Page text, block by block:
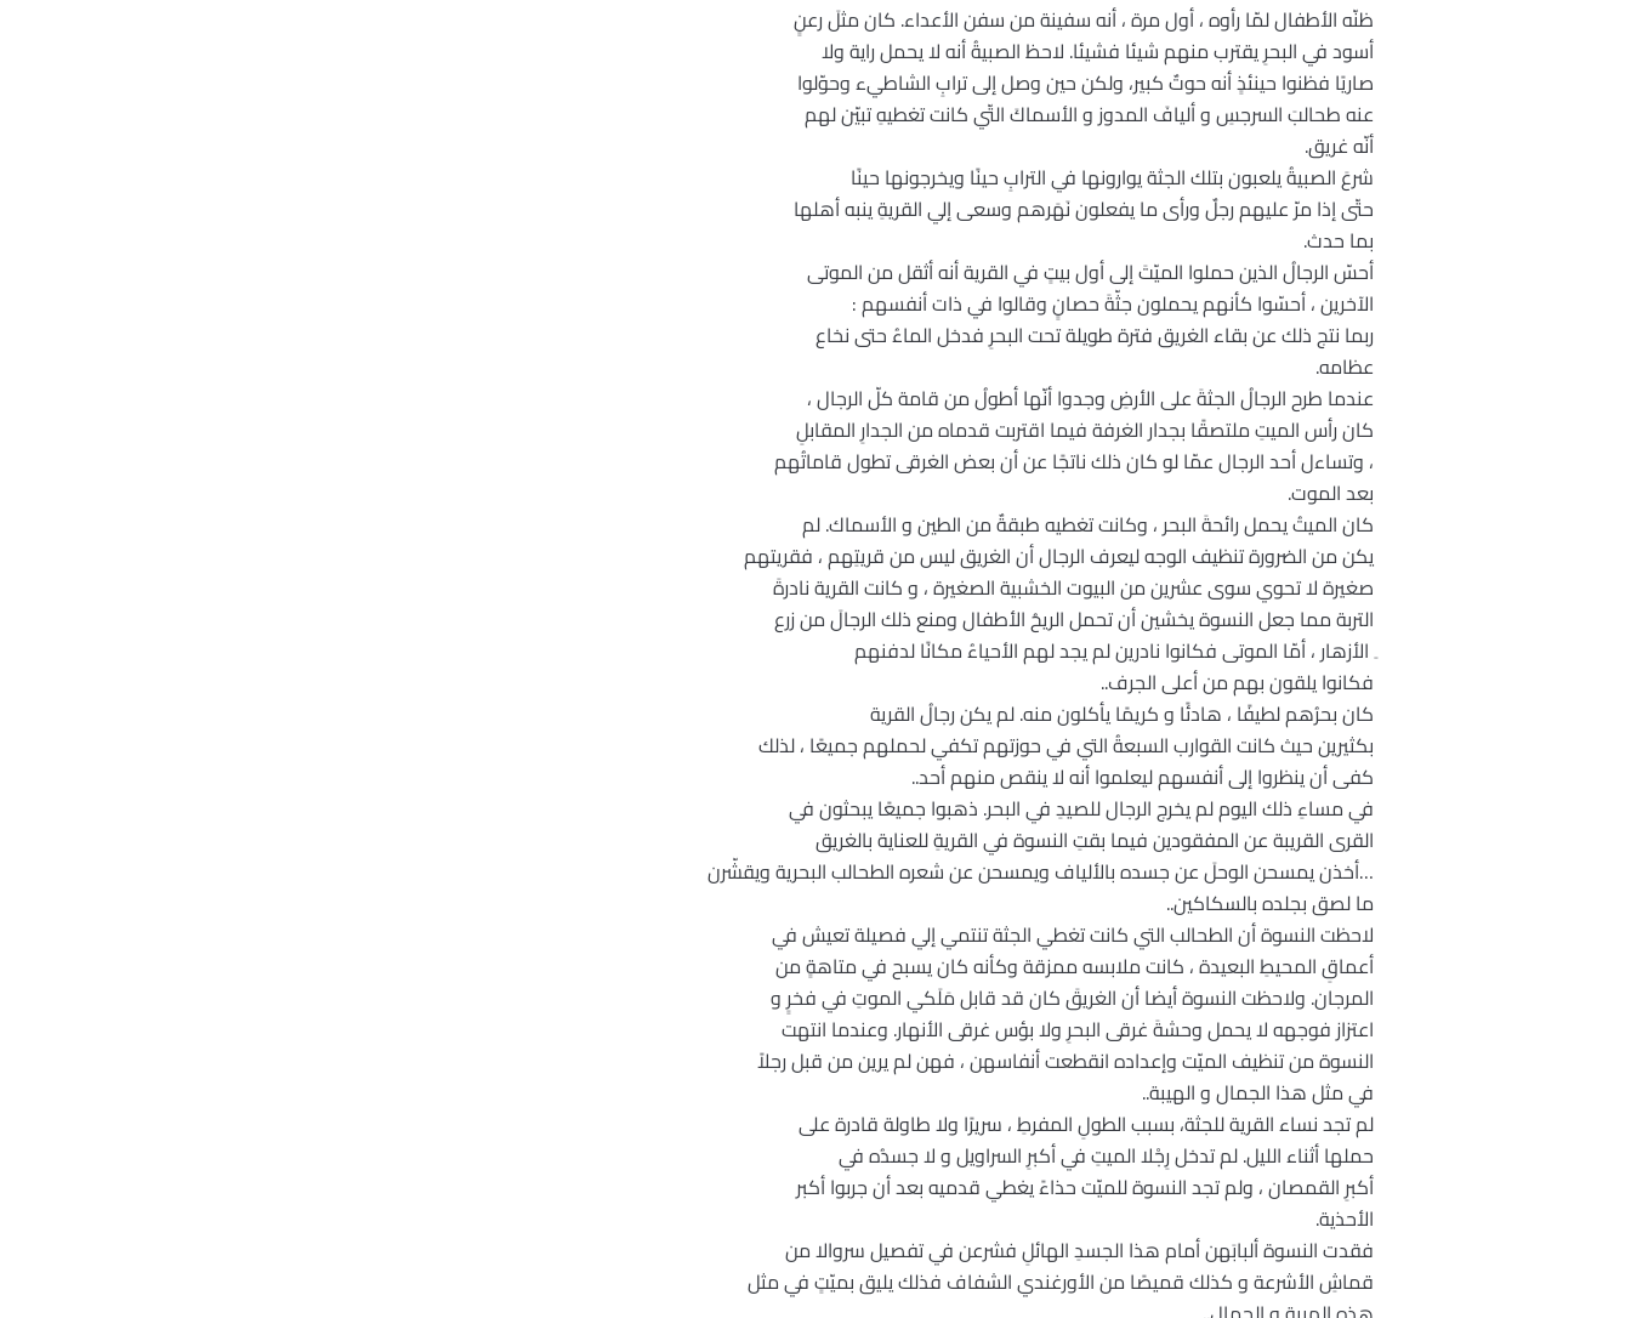
ظنّه الأطفال لمّا رأوه ، أول مرة ، أنه سفينة من سفن الأعداء. كان مثلَ رعنٍ
أسود في البحرِ يقترب منهم شيئا فشيئا. لاحظ الصبيةُ أنه لا يحمل راية ولا
صاريًا فظنوا حينئذٍ أنه حوتٌ كبير، ولكن حين وصل إلى ترابِ الشاطيء وحوّلوا
عنه طحالبَ السرجسِ و أليافَ المدوز و الأسماكَ التّي كانت تغطيهِ تبيّن لهم
أنّه غريق.
شرعَ الصبيةُ يلعبون بتلك الجثة يوارونها في الترابِ حينًا ويخرجونها حينًا
حتّى إذا مرّ عليهم رجلٌ ورأى ما يفعلون نَهَرهم وسعى إلي القريةِ ينبه أهلها
بما حدث.
أحسّ الرجالُ الذين حملوا الميّتَ إلى أول بيتٍ في القرية أنه أثقل من الموتى
الآخرين ، أحسّوا كأنهم يحملون جثّةَ حصانٍ وقالوا في ذات أنفسهم :
ربما نتج ذلك عن بقاء الغريق فترة طويلة تحت البحرِ فدخل الماءُ حتى نخاع
عظامه.
عندما طرح الرجالُ الجثةَ على الأرضِ وجدوا أنّها أطولُ من قامة كلّ الرجال ،
كان رأس الميتِ ملتصقًا بجدار الغرفة فيما اقتربت قدماه من الجدارِ المقابلِ
، وتساءل أحد الرجال عمّا لو كان ذلك ناتجًا عن أن بعض الغرقى تطول قاماتُهم
بعد الموت.
كان الميتُ يحمل رائحةَ البحر ، وكانت تغطيه طبقةٌ من الطين و الأسماك. لم
يكن من الضرورة تنظيف الوجه ليعرف الرجال أن الغريق ليس من قريتِهم ، فقريتهم
صغيرة لا تحوي سوى عشرين من البيوت الخشبية الصغيرة ، و كانت القرية نادرةَ
التربة مما جعل النسوة يخشين أن تحمل الريحُ الأطفال ومنع ذلك الرجالَ من زرع
ِ الأزهار ، أمّا الموتى فكانوا نادرين لم يجد لهم الأحياءُ مكانًا لدفنهم
فكانوا يلقون بهم من أعلى الجرف..
كان بحرُهم لطيفًا ، هادئًا و كريمًا يأكلون منه. لم يكن رجالُ القرية
بكثيرين حيث كانت القوارب السبعةُ التي في حوزتهم تكفي لحملهم جميعًا ، لذلك
كفى أن ينظروا إلى أنفسهم ليعلموا أنه لا ينقص منهم أحد..
في مساءِ ذلك اليوم لم يخرج الرجال للصيدِ في البحر. ذهبوا جميعًا يبحثون في
القرى القريبة عن المفقودين فيما بقتِ النسوة في القريةِ للعناية بالغريق
…أخذن يمسحن الوحلَ عن جسده بالألياف ويمسحن عن شعره الطحالب البحرية ويقشّرن
ما لصق بجلده بالسكاكين..
لاحظت النسوة أن الطحالب التي كانت تغطي الجثة تنتمي إلي فصيلة تعيش في
أعماقِ المحيطِ البعيدة ، كانت ملابسه ممزقة وكأنه كان يسبح في متاهةٍ من
المرجان. ولاحظت النسوة أيضا أن الغريقَ كان قد قابل مَلَكي الموتِ في فخرٍ و
اعتزاز فوجهه لا يحمل وحشةَ غرقى البحرِ ولا بؤس غرقى الأنهار. وعندما انتهت
النسوة من تنظيف الميّت وإعداده انقطعت أنفاسهن ، فهن لم يرين من قبل رجلاً
في مثل هذا الجمال و الهيبة..
لم تجد نساء القرية للجثة، بسبب الطولِ المفرطِ ، سريرًا ولا طاولة قادرة على
حملها أثناء الليل. لم تدخل رِجْلا الميتِ في أكبرِ السراويل و لا جسدُه في
أكبرِ القمصان ، ولم تجد النسوة للميّت حذاءً يغطي قدميه بعد أن جربوا أكبر
الأحذية.
فقدت النسوة ألبابَهن أمام هذا الجسدِ الهائلِ فشرعن في تفصيل سروالا من
قماشِ الأشرعة و كذلك قميصًا من الأورغندي الشفاف فذلك يليق بميّتٍ في مثل